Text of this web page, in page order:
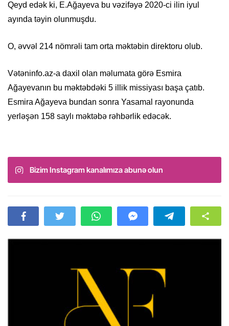
Qeyd edək ki, E.Ağayeva bu vəzifəyə 2020-ci ilin iyul
ayında təyin olunmuşdu.
O, əvvəl 214 nömrəli tam orta məktəbin direktoru olub.
Vətəninfo.az-a daxil olan məlumata görə Esmira
Ağayevanın bu məktəbdəki 5 illik missiyası başa çatıb.
Esmira Ağayeva bundan sonra Yasamal rayonunda
yerləşən 158 saylı məktəbə rəhbərlik edəcək.
Bizim Instagram kanalımıza abunə olun